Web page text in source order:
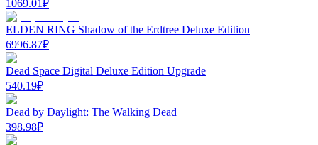
1069.01₽
ELDEN RING Shadow of the Erdtree Deluxe Edition
6996.87₽
Dead Space Digital Deluxe Edition Upgrade
540.19₽
Dead by Daylight: The Walking Dead
398.98₽